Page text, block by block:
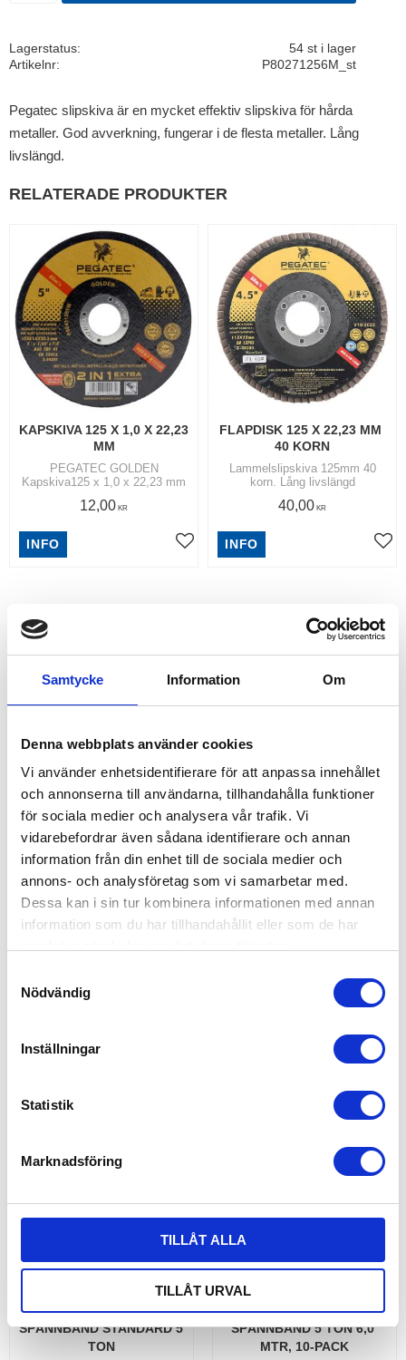
Samtycke Information Om
Denna webbplats använder cookies
Vi använder enhetsidentifierare för att anpassa innehållet
och annonserna till användarna, tillhandahålla funktioner
för sociala medier och analysera vår trafik. Vi
vidarebefordrar även sådana identifierare och annan
information från din enhet till de sociala medier och
annons- och analysföretag som vi samarbetar med.
Dessa kan i sin tur kombinera informationen med annan
information som du har tillhandahållit eller som de har
Nödvändig
Inställningar
Statistik
Marknadsföring
TILLÅT ALLA
TILLÅT URVAL
Lagerstatus
54 st i lager
Artikelnr
P80271256M_st
Pegatec slipskiva är en mycket effektiv slipskiva för hårda
metaller. God avverkning, fungerar i de flesta metaller. Lång
livslängd.
RELATERADE PRODUKTER
KAPSKIVA 125 X 1,0 X 22,23
MM
PEGATEC GOLDEN
Kapskiva125 x 1,0 x 22,23 mm
12,00 KR
Lägg till i favoriter
INFO
FLAPDISK 125 X 22,23 MM
40 KORN
Lammelslipskiva 125mm 40
korn. Lång livslängd
40,00 KR
INFO
RELATERADE PRODUKTER
KAPSKIVA 180 X 1,6 X
22,23 MM
PEGATEC GOLDEN Kapskiva
180 x 1,6 x 22,23 mm
KAPSKIVA 125 X 1,0 X
22,23 MM
PEGATEC GOLDEN
Kapskiva125 x 1,0 x 22,23 mm
SPÄNNBAND STANDARD 5
TON
SPÄNNBAND 5 TON 6,0
MTR, 10-PACK